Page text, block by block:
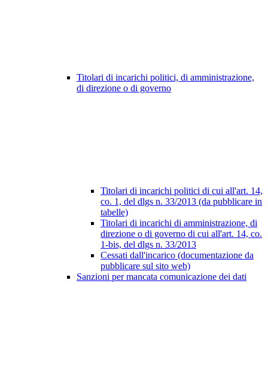
Titolari di incarichi politici, di amministrazione,
di direzione o di governo
Titolari di incarichi politici di cui all'art. 14,
co. 1, del dlgs n. 33/2013 (da pubblicare in
tabelle)
Titolari di incarichi di amministrazione, di
direzione o di governo di cui all'art. 14, co.
1-bis, del dlgs n. 33/2013
Cessati dall'incarico (documentazione da
pubblicare sul sito web)
Sanzioni per mancata comunicazione dei dati